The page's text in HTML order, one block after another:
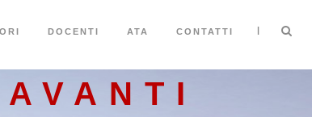
DOCENTI ATA CONTATTI |